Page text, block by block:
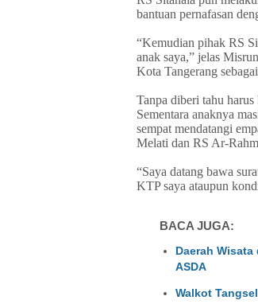
bantuan pernafasan
“Kemudian pihak RS
anak saya,” jelas
Kota Tangerang
Tanpa diberi tahu
Sementara anaknya
sempat mendatangi
Melati dan RS Ar-
“Saya datang bawa
KTP saya ataupun
BACA JUGA:
Daerah
ASDA
Walkot